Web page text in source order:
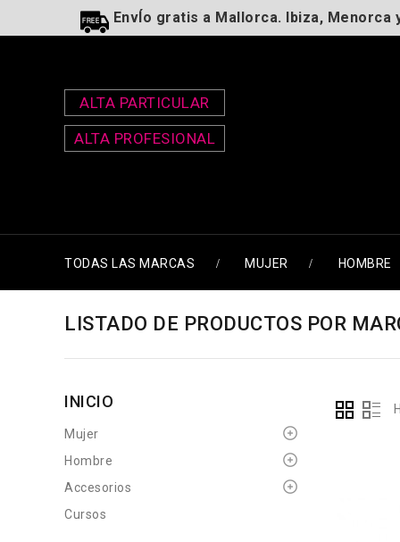
EnvÍo gratis a Mallorca. Ibiza,
ALTA PARTICULAR
ALTA PROFESIONAL
TODAS LAS MARCAS MUJER HOMBRE
LISTADO DE PRODUCTOS POR
INICIO
Mujer
Hombre
Accesorios
Cursos